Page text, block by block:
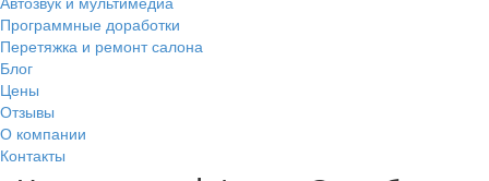
Программные доработки
Перетяжка и ремонт салона
Блог
Цены
Отзывы
О компании
Контакты